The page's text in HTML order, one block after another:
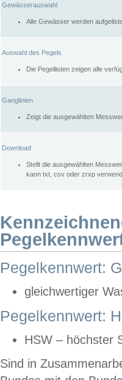
Gewässerauswahl
Alle Gewässer werden
Auswahl des Pegels
Die Pegellisten zeigen alle
Ganglinien
Zeigt die ausgewählten
Download
Stellt die ausgewählten
kann txt, csv oder zrxp
Pegelkennwert:
gleichwertiger
Pegelkennwert:
HSW – höchster
Sind in